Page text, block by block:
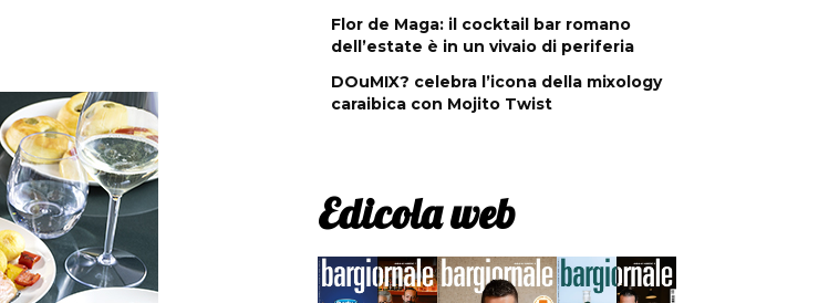
Flor de Maga: il cocktail bar romano
dell’estate è in un vivaio di periferia
DOuMIX? celebra l’icona della mixology
caraibica con Mojito Twist
Edicola web